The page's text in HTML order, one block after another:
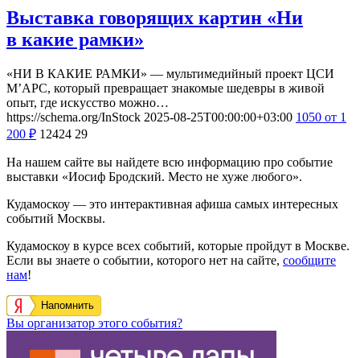
Выставка говорящих картин «Ни
в какие рамки»
«НИ В КАКИЕ РАМКИ» — мультимедийный проект ЦСИ
М’АРС, который превращает знакомые шедевры в живой
опыт, где искусство можно…
https://schema.org/InStock 2025-08-25T00:00:00+03:00 1050 от 1
200 ₽ 12424 29
На нашем сайте вы найдете всю информацию про событие
выставки «Иосиф Бродский. Место не хуже любого».
Кудамоскоу — это интерактивная афиша самых интересных
событий Москвы.
Кудамоскоу в курсе всех событий, которые пройдут в Москве.
Если вы знаете о событии, которого нет на сайте, сообщите
нам!
Напомнить
Вы организатор этого события?